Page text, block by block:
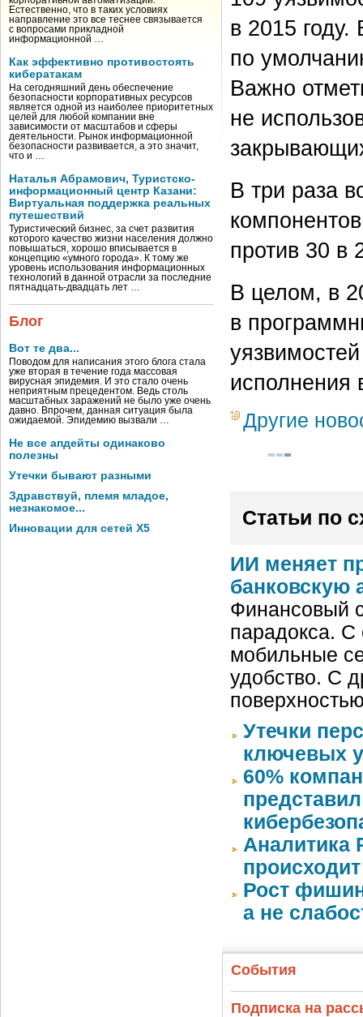
Естественно, что в таких условиях
направление это все теснее связывается
с вопросами прикладной
информационной …
Как эффективно противостоять
кибератакам
На сегодняшний день обеспечение
безопасности корпоративных ресурсов
является одной из наиболее приоритетных
целей для любой компании вне
зависимости от масштабов и сферы
деятельности. Рынок информационной
безопасности развивается, а это значит,
что и …
Наталья Абрамович, Туристско-
информационный центр Казани:
Виртуальная поддержка реальных
путешествий
Туристический бизнес, за счет развития
которого качество жизни населения должно
повышаться, хорошо вписывается в
концепцию «умного города». К тому же
уровень использования информационных
технологий в данной отрасли за последние
пятнадцать-двадцать лет …
Блог
Вот те два...
Поводом для написания этого блога стала
уже вторая в течение года массовая
вирусная эпидемия. И это стало очень
неприятным прецедентом. Ведь столь
масштабных заражений не было уже очень
давно. Впрочем, данная ситуация была
ожидаемой. Эпидемию вызвали …
Не все апдейты одинаково
полезны
Утечки бывают разными
Здравствуй, племя младое,
незнакомое...
Инновации для сетей X5
в 2015
по
Важно
не
В три раза
против 30 в
В целом, в
в
исполнения
Другие
Статьи по
ИИ меняет
банковскую
Финансовый
парадокса. С
мобильные
удобство. С
Утечки
ключевых
60%
Аналитика
Рост
а не
События
Подписка на